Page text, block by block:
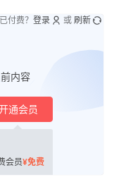
内容
通会员
会员¥免费
已付费？ 登录 或 刷新